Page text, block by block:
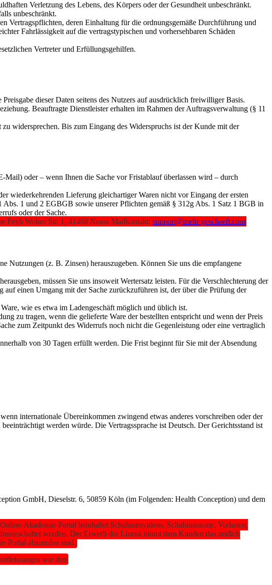
Verletzung des Lebens, des Körpers oder der Gesundheit unbeschränkt.
unbeschränkt.
Vertragspflichten, deren Einhaltung für die ordnungsgemäße Durchführung und
Fahrlässigkeit auf die vertragstypischen und vorhersehbaren Schäden
Vertreter und Erfüllungsgehilfen.
dieser Daten seitens des Nutzers auf ausdrücklich freiwilliger Basis.
Beauftragte Dienstleister erhalten im Rahmen der Auftragsverwaltung (§ 11
widersprechen. Bis zum Eingang des Widerspruchs ist der Kunde mit der
oder – wenn Ihnen die Sache vor Fristablauf überlassen wird – durch
wiederkehrenden Lieferung gleichartiger Waren nicht vor Eingang der ersten
1 und 2 EGBGB sowie unserer Pflichten gemäß § 312g Abs. 1 Satz 1 BGB in
oder der Sache.
Feyh Welser Str. 1, 41468 Neuss Mailkontakt: support@mehr-geschaeft.com
Nutzungen (z. B. Zinsen) herauszugeben. Können Sie uns die empfangene
müssen Sie uns insoweit Wertersatz leisten. Für die Verschlechterung der
auf einen Umgang mit der Sache zurückzuführen ist, der über die Prüfung der
wie es etwa im Ladengeschäft möglich und üblich ist.
zu tragen, wenn die gelieferte Ware der bestellten entspricht und wenn der Preis
zum Zeitpunkt des Widerrufs noch nicht die Gegenleistung oder eine vertraglich
von 30 Tagen erfüllt werden. Die Frist beginnt für Sie mit der Absendung
internationale Übereinkommen zwingend etwas anderes vorschreiben oder der
werden würde. Die Vertragssprache ist Deutsch. Der Gerichtsstand ist
GmbH, Dieselstr. 6, 50859 Köln (im Folgenden: Health Conception) und dem
Akademie-Portal beinhaltet Schulungsvideos, Schulungstexte, Vorlagen,
werden. Der Erwerb der Lizenz räumt dem Kunden das zeitlich
Portal abzurufen sind.
wie den